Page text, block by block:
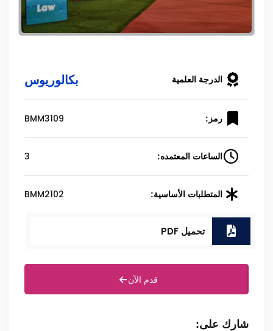
الدرجة العلمية بكالوريوس
رمز: BMM3109
الساعات المعتمده: 3
المتطلبات الأساسية: BMM2102
تحميل PDF
قدم الآن
شارك على: